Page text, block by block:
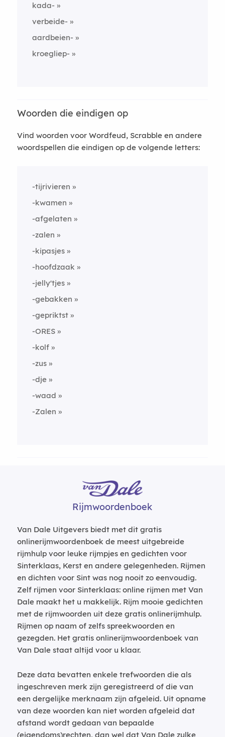
kada-
verbeide-
aardbeien-
kroegliep-
Woorden die eindigen op
Vind woorden voor Wordfeud, Scrabble en andere
woordspellen die eindigen op de volgende letters:
-tijrivieren
-kwamen
-afgelaten
-zalen
-kipasjes
-hoofdzaak
-jelly'tjes
-gebakken
-gepriktst
-ORES
-kolf
-zus
-dje
-waad
-Zalen
Rijmwoordenboek
Van Dale Uitgevers biedt met dit gratis
onlinerijmwoordenboek de meest uitgebreide
rijmhulp voor leuke rijmpjes en gedichten voor
Sinterklaas, Kerst en andere gelegenheden. Rijmen
en dichten voor Sint was nog nooit zo eenvoudig.
Zelf rijmen voor Sinterklaas: online rijmen met Van
Dale maakt het u makkelijk. Rijm mooie gedichten
met de rijmwoorden uit deze gratis onlinerijmhulp.
Rijmen op naam of zelfs spreekwoorden en
gezegden. Het gratis onlinerijmwoordenboek van
Van Dale staat altijd voor u klaar.
Deze data bevatten enkele trefwoorden die als
ingeschreven merk zijn geregistreerd of die van
een dergelijke merknaam zijn afgeleid. Uit opname
van deze woorden kan niet worden afgeleid dat
afstand wordt gedaan van bepaalde
(eigendoms)rechten, dan wel dat Van Dale zulke